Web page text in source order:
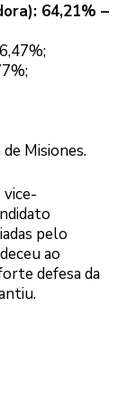
64,21% –
Misiones.
vice-
pelo
ao
defesa da